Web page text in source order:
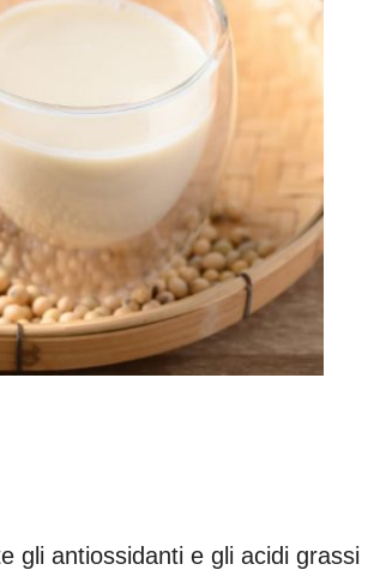
gli antiossidanti e gli acidi grassi